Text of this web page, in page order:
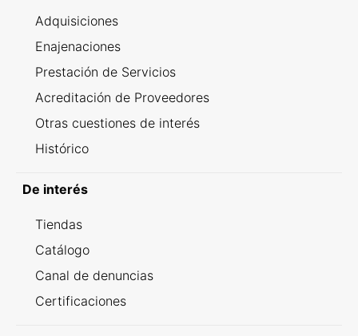
Adquisiciones
Enajenaciones
Prestación de Servicios
Acreditación de Proveedores
Otras cuestiones de interés
Histórico
De interés
Tiendas
Catálogo
Canal de denuncias
Certificaciones